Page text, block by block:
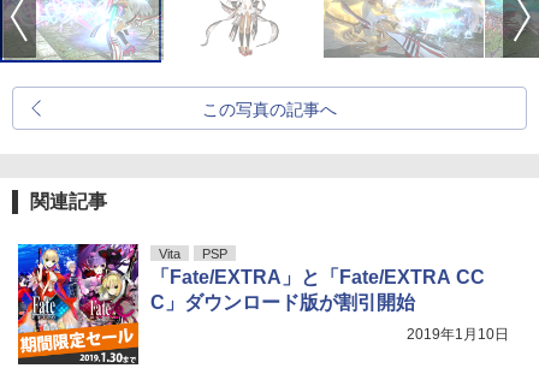
この写真の記事へ
関連記事
Vita PSP
「Fate/EXTRA」と「Fate/EXTRA CC
C」ダウンロード版が割引開始
2019年1月10日